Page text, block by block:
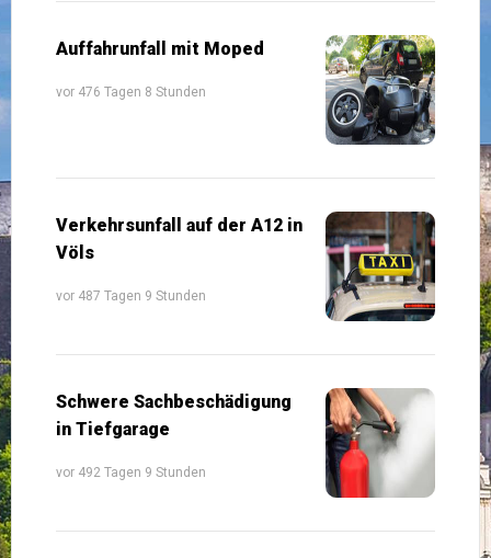
Auffahrunfall mit Moped
vor 476 Tagen 8 Stunden
Verkehrsunfall auf der A12 in
Völs
vor 487 Tagen 9 Stunden
Schwere Sachbeschädigung
in Tiefgarage
vor 492 Tagen 9 Stunden